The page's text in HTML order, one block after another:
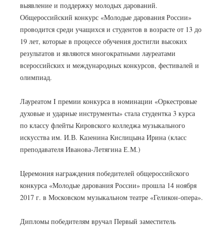
выявление и поддержку молодых дарований.
Общероссийский конкурс «Молодые дарования России»
проводится среди учащихся и студентов в возрасте от 13 до
19 лет, которые в процессе обучения достигли высоких
результатов и являются многократными лауреатами
всероссийских и международных конкурсов, фестивалей и
олимпиад.
Лауреатом I премии конкурса в номинации «Оркестровые
духовые и ударные инструменты» стала студентка 3 курса
по классу флейты Кировского колледжа музыкального
искусства им. И.В. Казенина Кислицына Ирина (класс
преподавателя Иванова-Летягина Е.М.)
Церемония награждения победителей общероссийского
конкурса «Молодые дарования России» прошла 14 ноября
2017 г. в Московском музыкальном театре «Геликон-опера».
Дипломы победителям вручал Первый заместитель